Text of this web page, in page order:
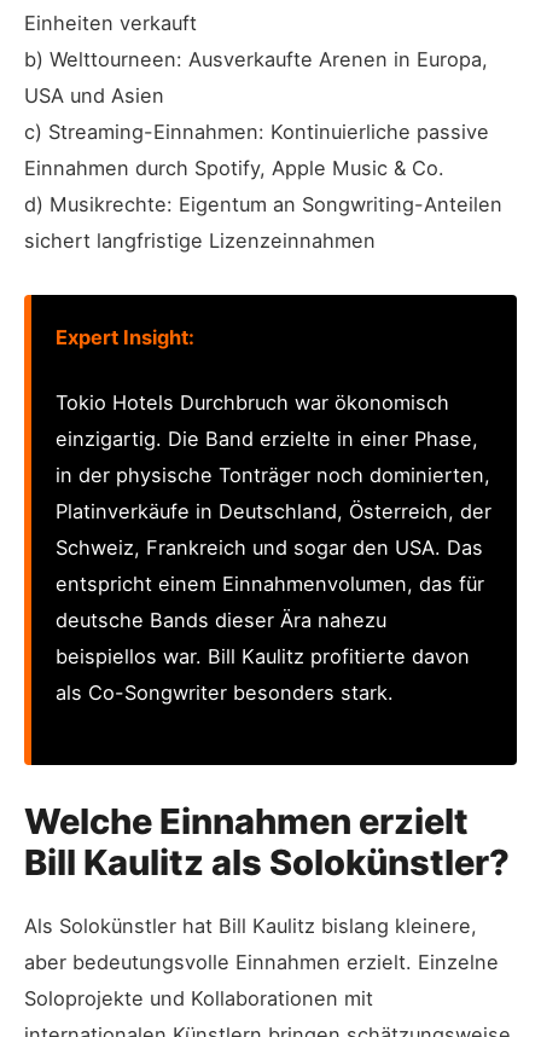
Einheiten verkauft
b) Welttourneen: Ausverkaufte Arenen in Europa,
USA und Asien
c) Streaming-Einnahmen: Kontinuierliche passive
Einnahmen durch Spotify, Apple Music & Co.
d) Musikrechte: Eigentum an Songwriting-Anteilen
sichert langfristige Lizenzeinnahmen
Expert Insight:
Tokio Hotels Durchbruch war ökonomisch
einzigartig. Die Band erzielte in einer Phase,
in der physische Tonträger noch dominierten,
Platinverkäufe in Deutschland, Österreich, der
Schweiz, Frankreich und sogar den USA. Das
entspricht einem Einnahmenvolumen, das für
deutsche Bands dieser Ära nahezu
beispiellos war. Bill Kaulitz profitierte davon
als Co-Songwriter besonders stark.
Welche Einnahmen erzielt
Bill Kaulitz als Solokünstler?
Als Solokünstler hat Bill Kaulitz bislang kleinere,
aber bedeutungsvolle Einnahmen erzielt. Einzelne
Soloprojekte und Kollaborationen mit